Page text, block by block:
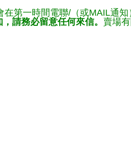
第一時間電聯/（或MAIL通知
請務必留意任何來信。 賣場